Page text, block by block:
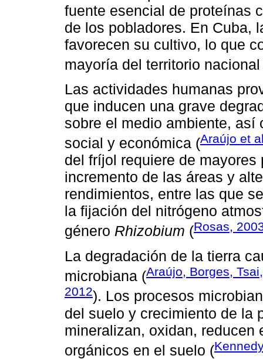
fuente esencial de proteínas
de los pobladores. En Cuba,
favorecen su cultivo, lo que
mayoría del territorio nacional
Las actividades humanas
que inducen una grave
sobre el medio ambiente,
social y económica (Araújo et
del fríjol requiere de
incremento de las áreas y
rendimientos, entre las que
la fijación del nitrógeno
género Rhizobium (Rosas,
La degradación de la tierra
microbiana (Araújo, Borges,
2012). Los procesos
del suelo y crecimiento de la
mineralizan, oxidan,
orgánicos en el suelo (